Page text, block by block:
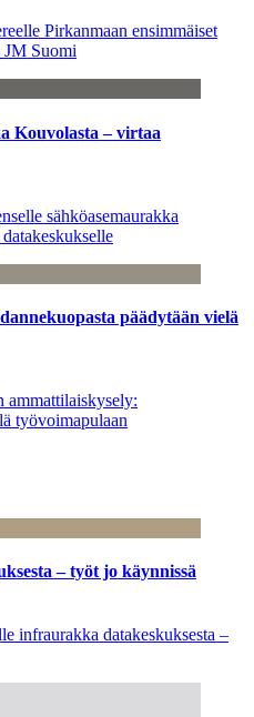
Pirkanmaan ensimmäiset
JM Suomi
Kouvolasta – virtaa
sähköasemaurakka
päädytään vielä
ammattilaiskysely:
työvoimapulaan
– työt jo käynnissä
infraurakka datakeskuksesta –